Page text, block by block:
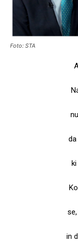
Foto: STA
da
in